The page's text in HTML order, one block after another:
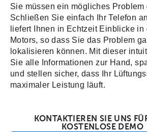
Sie müssen ein mögliches
Schließen Sie einfach Ihr Telefon
liefert Ihnen in Echtzeit Einblicke
Motors, so dass Sie das Problem
lokalisieren können. Mit dieser
Sie alle Informationen zur Hand,
und stellen sicher, dass Ihr
maximaler Leistung läuft.
KONTAKTIEREN SIE UNS
KOSTENLOSE DEMO